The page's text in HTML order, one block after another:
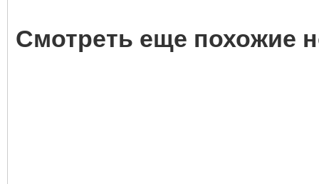
Смотреть еще похожие